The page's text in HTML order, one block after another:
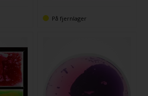
På fjernlager